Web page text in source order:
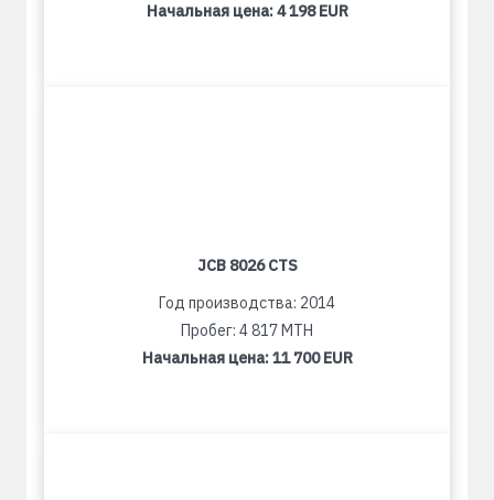
Начальная цена:4 198 EUR
JCB 8026 CTS
Год производства: 2014
Пробег: 4 817 MTH
Начальная цена:11 700 EUR